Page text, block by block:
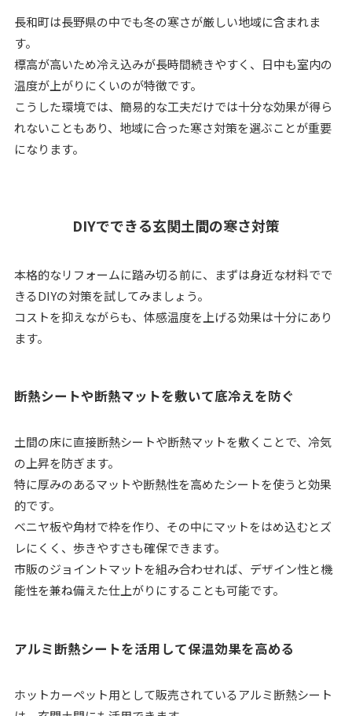
長和町は長野県の中でも冬の寒さが厳しい地域に含まれま
す。
標高が高いため冷え込みが長時間続きやすく、日中も室内の
温度が上がりにくいのが特徴です。
こうした環境では、簡易的な工夫だけでは十分な効果が得ら
れないこともあり、地域に合った寒さ対策を選ぶことが重要
になります。
DIYでできる玄関土間の寒さ対策
本格的なリフォームに踏み切る前に、まずは身近な材料でで
きるDIYの対策を試してみましょう。
コストを抑えながらも、体感温度を上げる効果は十分にあり
ます。
断熱シートや断熱マットを敷いて底冷えを防ぐ
土間の床に直接断熱シートや断熱マットを敷くことで、冷気
の上昇を防ぎます。
特に厚みのあるマットや断熱性を高めたシートを使うと効果
的です。
ベニヤ板や角材で枠を作り、その中にマットをはめ込むとズ
レにくく、歩きやすさも確保できます。
市販のジョイントマットを組み合わせれば、デザイン性と機
能性を兼ね備えた仕上がりにすることも可能です。
アルミ断熱シートを活用して保温効果を高める
ホットカーペット用として販売されているアルミ断熱シート